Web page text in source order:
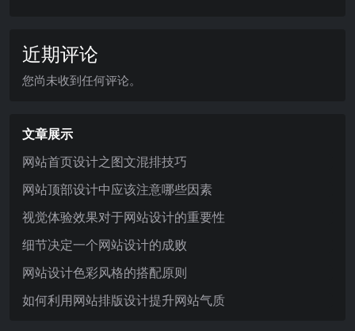
近期评论
您尚未收到任何评论。
文章展示
网站首页设计之图文混排技巧
网站顶部设计中应该注意哪些因素
视觉体验效果对于网站设计的重要性
细节决定一个网站设计的成败
网站设计色彩风格的搭配原则
如何利用网站排版设计提升网站气质